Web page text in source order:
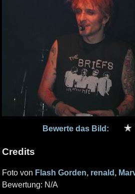
Bewerte das Bild:
Credits
Foto von Flash Gorden, renald,
Bewertung: N/A